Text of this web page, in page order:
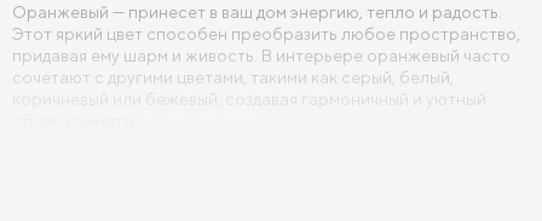
Оранжевый — принесет в ваш дом энергию, тепло и радость.
Этот яркий цвет способен преобразить любое пространство,
придавая ему шарм и живость. В интерьере оранжевый часто
сочетают с другими цветами, такими как серый, белый,
коричневый или бежевый, создавая гармоничный и уютный